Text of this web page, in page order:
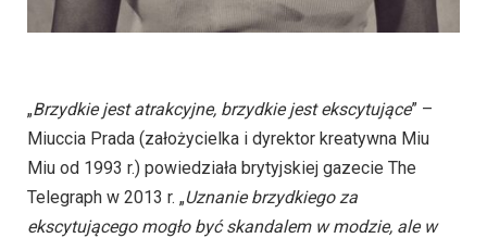
„Brzydkie jest atrakcyjne, brzydkie jest ekscytujące” –
Miuccia Prada (założycielka i dyrektor kreatywna Miu
Miu od 1993 r.) powiedziała brytyjskiej gazecie The
Telegraph w 2013 r. „Uznanie brzydkiego za
ekscytującego mogło być skandalem w modzie, ale w